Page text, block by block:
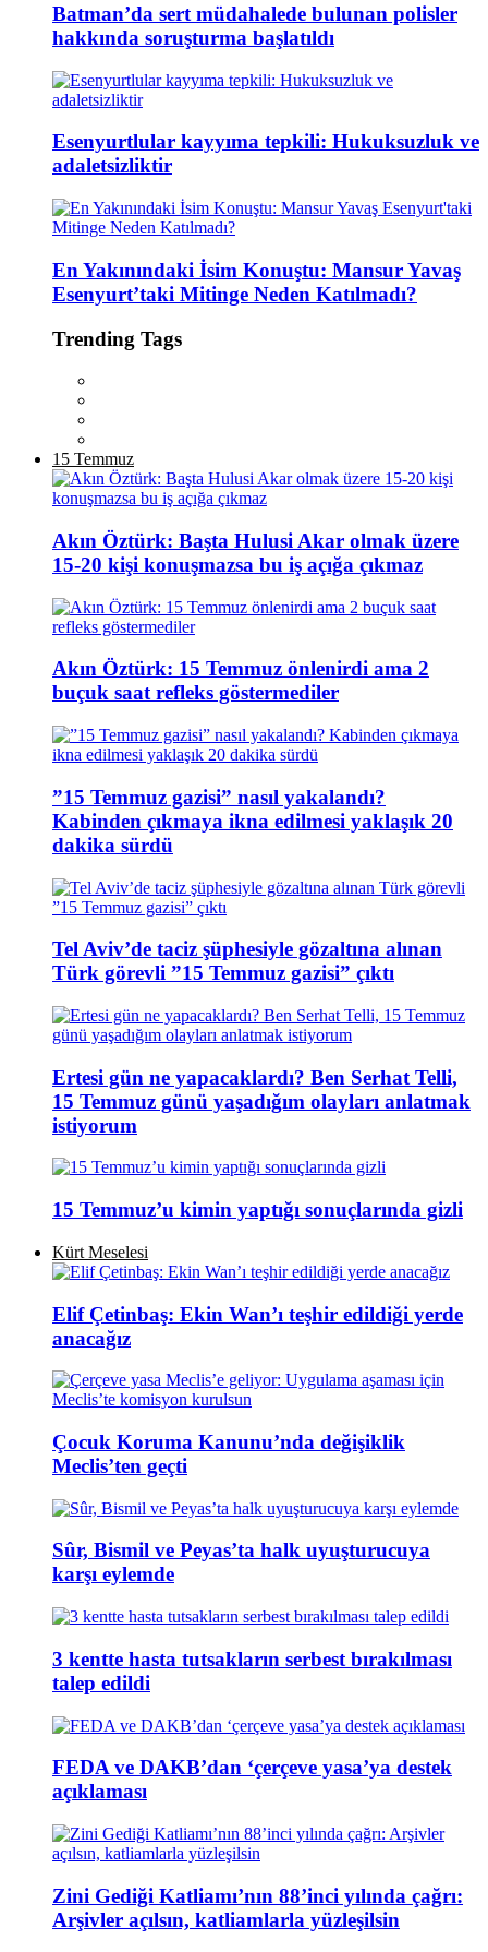
Batman’da sert müdahalede bulunan polisler
hakkında soruşturma başlatıldı
Esenyurtlular kayyıma tepkili: Hukuksuzluk ve
adaletsizliktir
En Yakınındaki İsim Konuştu: Mansur Yavaş
Esenyurt’taki Mitinge Neden Katılmadı?
Trending Tags
15 Temmuz
Akın Öztürk: Başta Hulusi Akar olmak üzere
15-20 kişi konuşmazsa bu iş açığa çıkmaz
Akın Öztürk: 15 Temmuz önlenirdi ama 2
buçuk saat refleks göstermediler
”15 Temmuz gazisi” nasıl yakalandı?
Kabinden çıkmaya ikna edilmesi yaklaşık 20
dakika sürdü
Tel Aviv’de taciz şüphesiyle gözaltına alınan
Türk görevli ”15 Temmuz gazisi” çıktı
Ertesi gün ne yapacaklardı? Ben Serhat Telli,
15 Temmuz günü yaşadığım olayları anlatmak
istiyorum
15 Temmuz’u kimin yaptığı sonuçlarında gizli
Kürt Meselesi
Elif Çetinbaş: Ekin Wan’ı teşhir edildiği yerde
anacağız
Çocuk Koruma Kanunu’nda değişiklik
Meclis’ten geçti
Sûr, Bismil ve Peyas’ta halk uyuşturucuya
karşı eylemde
3 kentte hasta tutsakların serbest bırakılması
talep edildi
FEDA ve DAKB’dan ‘çerçeve yasa’ya destek
açıklaması
Zini Gediği Katliamı’nın 88’inci yılında çağrı:
Arşivler açılsın, katliamlarla yüzleşilsin